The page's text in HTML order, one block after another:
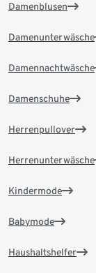
Damenblusen
Damenunterwäsche
Damennachtwäsche
Damenschuhe
Herrenpullover
Herrenunterwäsche
Kindermode
Babymode
Haushaltshelfer